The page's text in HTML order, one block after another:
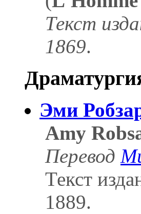
Текст
1869.
Эми
Amy
Перевод
Текст
1889.